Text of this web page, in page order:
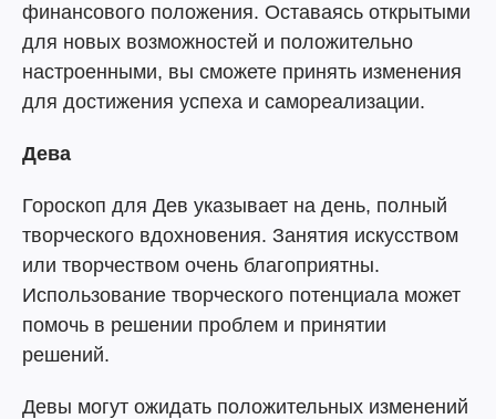
финансового положения. Оставаясь открытыми
для новых возможностей и положительно
настроенными, вы сможете принять изменения
для достижения успеха и самореализации.
Дева
Гороскоп для Дев указывает на день, полный
творческого вдохновения. Занятия искусством
или творчеством очень благоприятны.
Использование творческого потенциала может
помочь в решении проблем и принятии
решений.
Девы могут ожидать положительных изменений